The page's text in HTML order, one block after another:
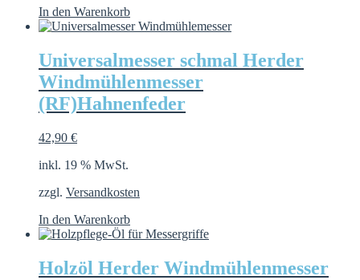
In den Warenkorb
Universalmesser schmal Herder
Windmühlenmesser
(RF)Hahnenfeder
42,90 €
inkl. 19 % MwSt.
zzgl. Versandkosten
In den Warenkorb
Holzöl Herder Windmühlenmesser